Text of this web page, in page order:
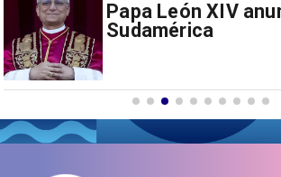
China restringe
drones a EEUU y